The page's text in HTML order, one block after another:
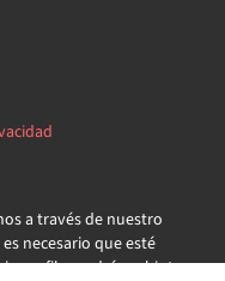
a través de nuestro
necesario que esté
perfil y podrás subir tus